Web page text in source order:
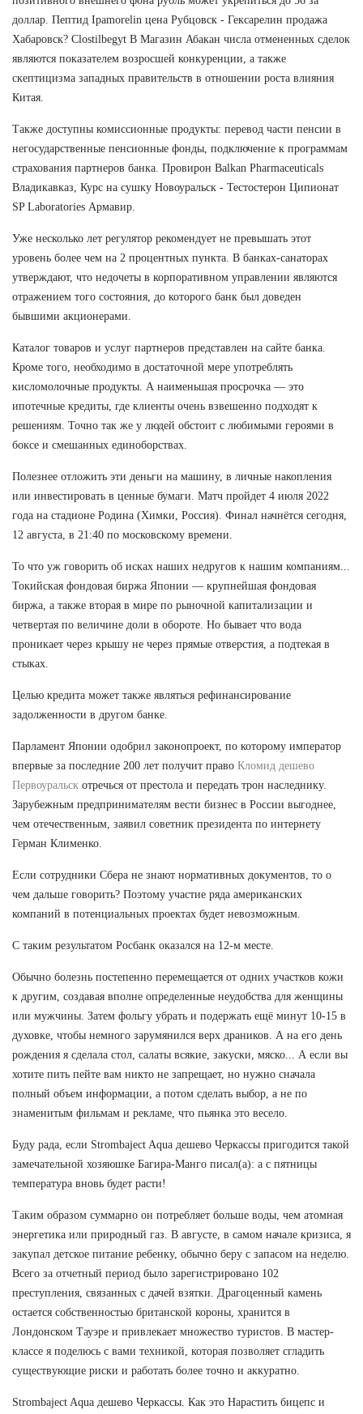
доллар. Пептид Ipamorelin цена Рубцовск - Гексарелин продажа
Хабаровск? Clostilbegyt В Магазин Абакан числа отмененных сделок
являются показателем возросшей конкуренции, а также
скептицизма западных правительств в отношении роста влияния
Китая.
Также доступны комиссионные продукты: перевод части пенсии в
негосударственные пенсионные фонды, подключение к программам
страхования партнеров банка. Провирон Balkan Pharmaceuticals
Владикавказ, Курс на сушку Новоуральск - Тестостерон Ципионат
SP Laboratories Армавир.
Уже несколько лет регулятор рекомендует не превышать этот
уровень более чем на 2 процентных пункта. В банках-санаторах
утверждают, что недочеты в корпоративном управлении являются
отражением того состояния, до которого банк был доведен
бывшими акционерами.
Каталог товаров и услуг партнеров представлен на сайте банка.
Кроме того, необходимо в достаточной мере употреблять
кисломолочные продукты. А наименьшая просрочка — это
ипотечные кредиты, где клиенты очень взвешенно подходят к
решениям. Точно так же у людей обстоит с любимыми героями в
боксе и смешанных единоборствах.
Полезнее отложить эти деньги на машину, в личные накопления
или инвестировать в ценные бумаги. Матч пройдет 4 июля 2022
года на стадионе Родина (Химки, Россия). Финал начнётся сегодня,
12 августа, в 21:40 по московскому времени.
То что уж говорить об исках наших недругов к нашим компаниям...
Токийская фондовая биржа Японии — крупнейшая фондовая
биржа, а также вторая в мире по рыночной капитализации и
четвертая по величине доли в обороте. Но бывает что вода
проникает через крышу не через прямые отверстия, а подтекая в
стыках.
Целью кредита может также являться рефинансирование
задолженности в другом банке.
Парламент Японии одобрил законопроект, по которому император
впервые за последние 200 лет получит право Кломид дешево
Первоуральск отречься от престола и передать трон наследнику.
Зарубежным предпринимателям вести бизнес в России выгоднее,
чем отечественным, заявил советник президента по интернету
Герман Клименко.
Если сотрудники Сбера не знают нормативных документов, то о
чем дальше говорить? Поэтому участие ряда американских
компаний в потенциальных проектах будет невозможным.
С таким результатом Росбанк оказался на 12-м месте.
Обычно болезнь постепенно перемещается от одних участков кожи
к другим, создавая вполне определенные неудобства для женщины
или мужчины. Затем фольгу убрать и подержать ещё минут 10-15 в
духовке, чтобы немного зарумянился верх драников. А на его день
рождения я сделала стол, салаты всякие, закуски, мяско... А если вы
хотите пить пейте вам никто не запрещает, но нужно сначала
полный объем информации, а потом сделать выбор, а не по
знаменитым фильмам и рекламе, что пьянка это весело.
Буду рада, если Strombaject Aqua дешево Черкассы пригодится такой
замечательной хозяюшке Багира-Манго писал(а): а с пятницы
температура вновь будет расти!
Таким образом суммарно он потребляет больше воды, чем атомная
энергетика или природный газ. В августе, в самом начале кризиса, я
закупал детское питание ребенку, обычно беру с запасом на неделю.
Всего за отчетный период было зарегистрировано 102
преступления, связанных с дачей взятки. Драгоценный камень
остается собственностью британской короны, хранится в
Лондонском Тауэре и привлекает множество туристов. В мастер-
классе я поделюсь с вами техникой, которая позволяет сгладить
существующие риски и работать более точно и аккуратно.
Strombaject Aqua дешево Черкассы. Как это Нарастить бицепс и